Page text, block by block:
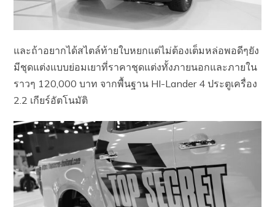
และถ้าอยากได้สไตล์ท้ายใบหยกแต่ไม่ต้องเต็มหล่อพอดีๆยัง
มีชุดแต่งแบบย่อมเยาที่ราคาชุดแต่งทั้งภายนอกและภายใน
ราวๆ 120,000 บาท จากพื้นฐาน HI-Lander 4 ประตูเครื่อง
2.2 เกียร์อัตโนมัติ